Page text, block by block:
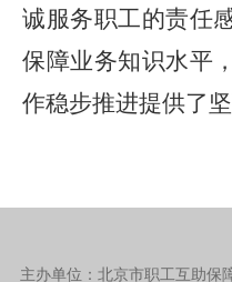
诚服务职工的责任
保障业务知识水平
作稳步推进提供了坚
主办单位：北京市职工互助保